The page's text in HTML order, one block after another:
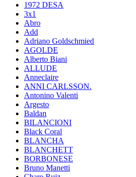
1972 DESA
3x1
Abro
Add
Adriano Goldschmied
AGOLDE
Alberto Biani
ALLUDE
Anneclaire
ANNI CARLSSON.
Antonino Valenti
Argesto
Baldan
BILANCIONI
Black Coral
BLANCHA
BLANCHETT
BORBONESE
Bruno Manetti